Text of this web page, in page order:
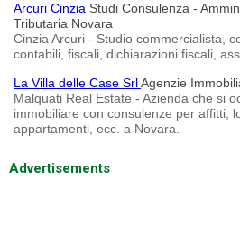
Arcuri Cinzia Studi Consulenza -
Tributaria Novara
Cinzia Arcuri - Studio commercialista,
contabili, fiscali, dichiarazioni fiscali,
La Villa delle Case SrlAgenzie
Malquati Real Estate - Azienda che si
immobiliare con consulenze per affitti,
appartamenti, ecc. a Novara.
Advertisements